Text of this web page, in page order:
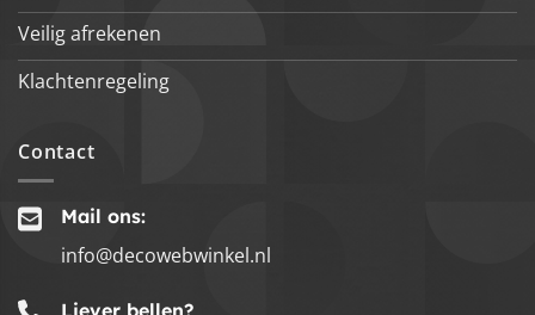
Veilig afrekenen
Klachtenregeling
Contact
Mail ons:
info@decowebwinkel.nl